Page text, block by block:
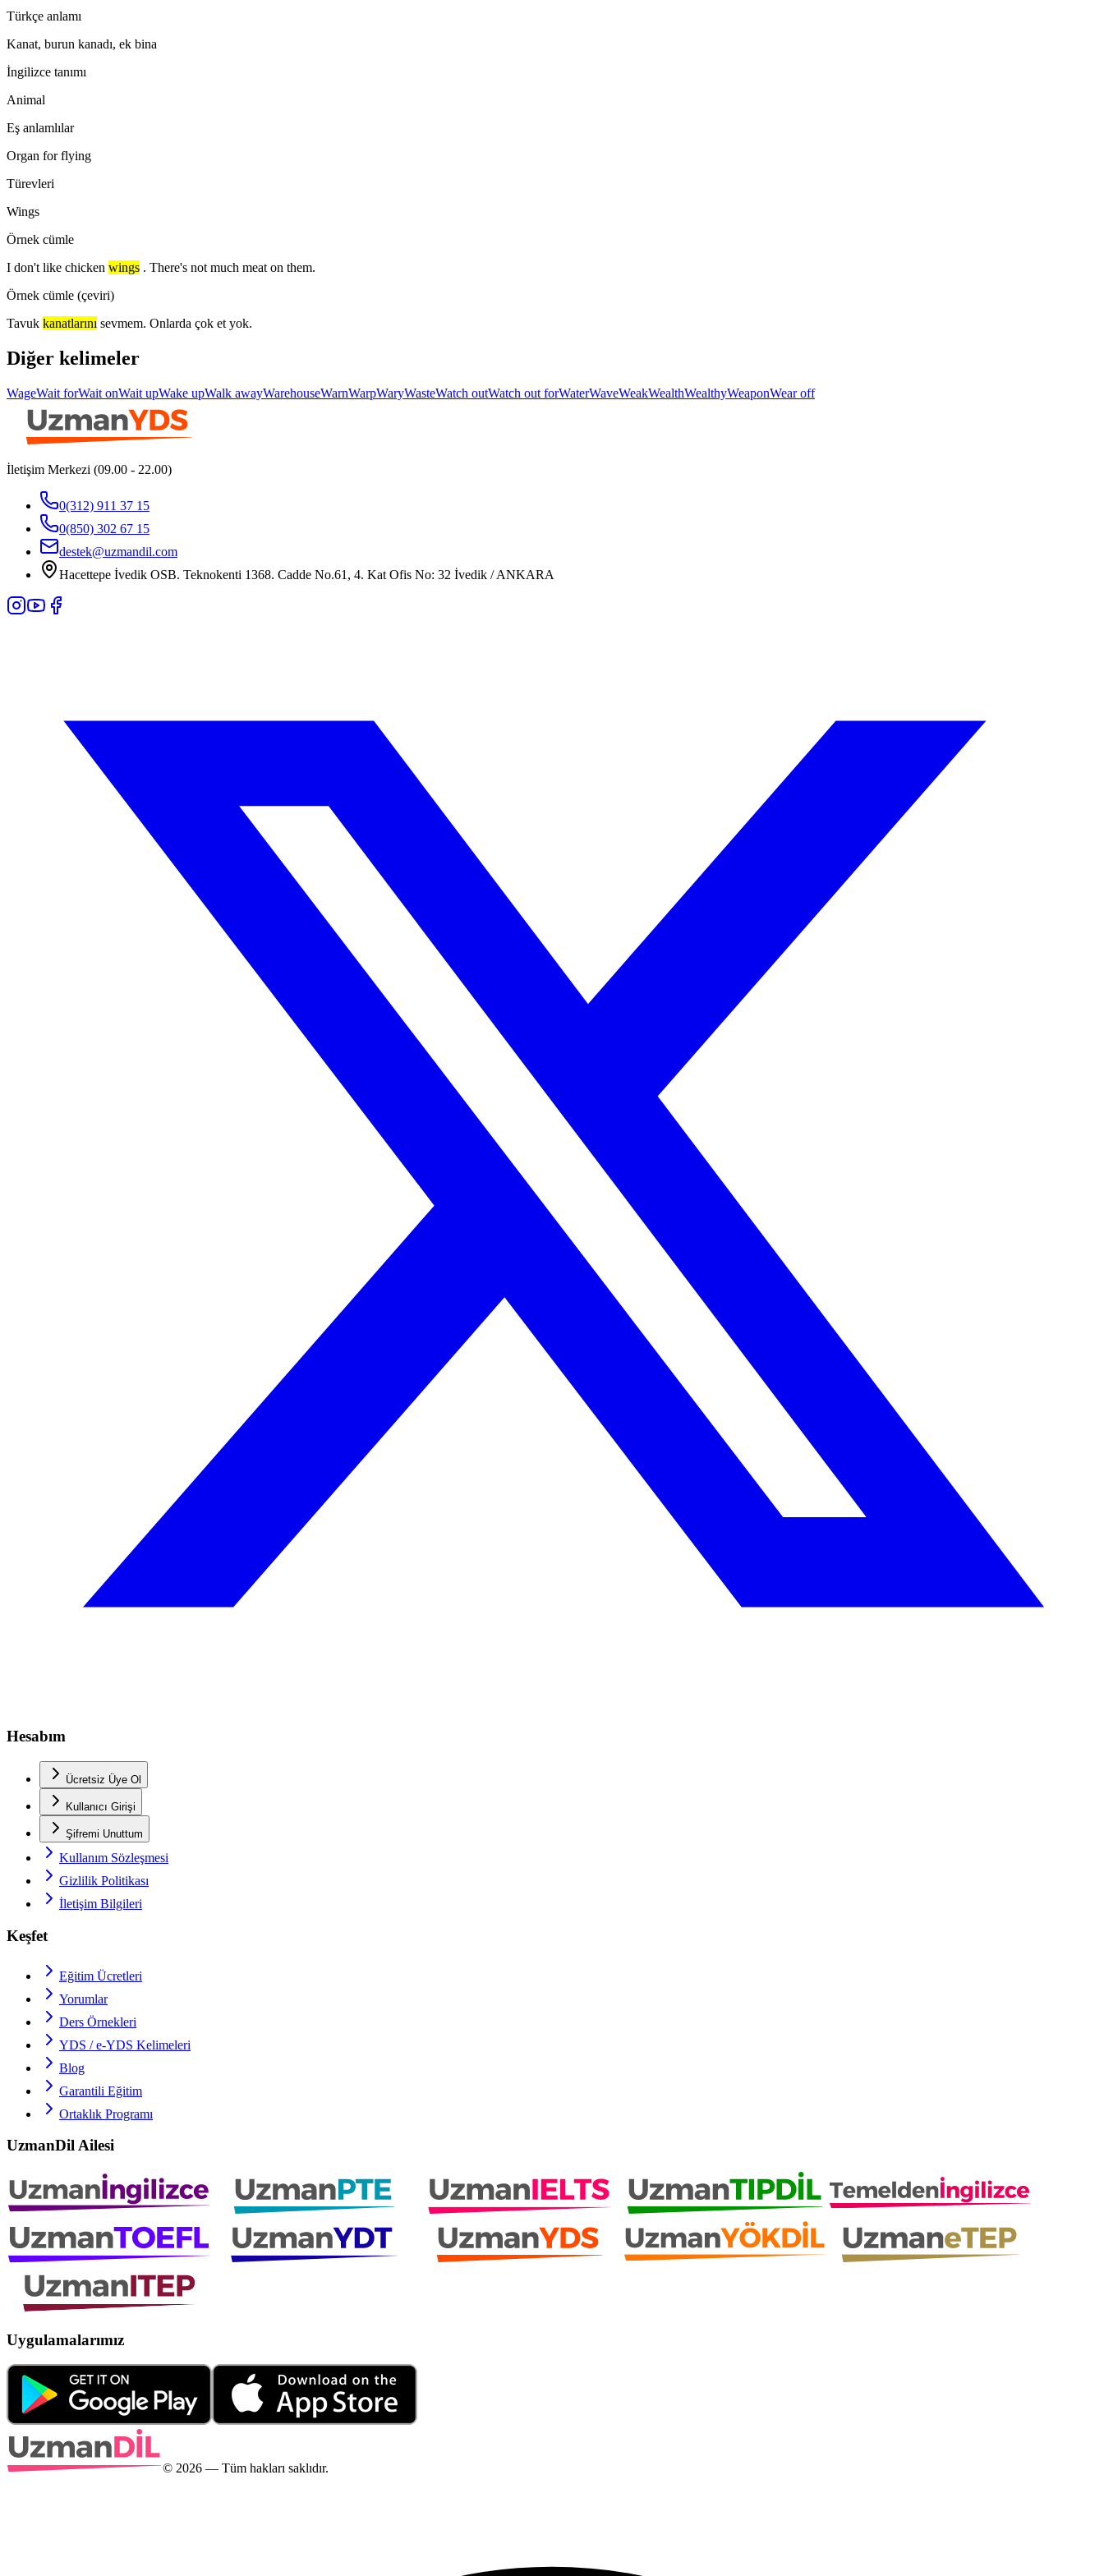
Türkçe anlamı
Kanat, burun kanadı, ek bina
İngilizce tanımı
Animal
Eş anlamlılar
Organ for flying
Türevleri
Wings
Örnek cümle
I don't like chicken wings . There's not much meat on them.
Örnek cümle (çeviri)
Tavuk kanatlarını sevmem. Onlarda çok et yok.
Diğer kelimeler
WageWait forWait onWait upWake upWalk awayWarehouseWarnWarpWaryWasteWatch outWatch out forWaterWaveWeakWealthWealthyWeaponWear off
İletişim Merkezi (09.00 - 22.00)
0(312) 911 37 15
0(850) 302 67 15
destek@uzmandil.com
Hacettepe İvedik OSB. Teknokenti 1368. Cadde No.61, 4. Kat Ofis No: 32 İvedik / ANKARA
Hesabım
Ücretsiz Üye Ol
Kullanıcı Girişi
Şifremi Unuttum
Kullanım Sözleşmesi
Gizlilik Politikası
İletişim Bilgileri
Keşfet
Eğitim Ücretleri
Yorumlar
Ders Örnekleri
YDS / e-YDS Kelimeleri
Blog
Garantili Eğitim
Ortaklık Programı
UzmanDil Ailesi
Uygulamalarımız
© 2026 — Tüm hakları saklıdır.